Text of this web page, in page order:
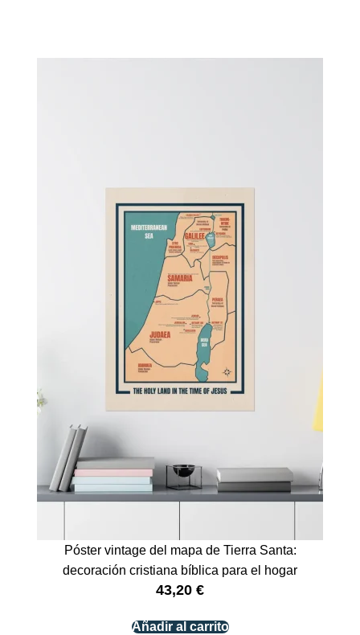
Póster vintage del mapa de Tierra Santa:
decoración cristiana bíblica para el hogar
43,20 €
Añadir al carrito